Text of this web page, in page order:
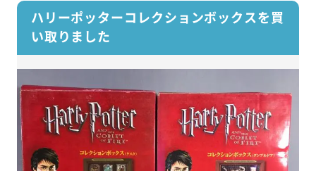
ハリーポッターコレクションボックスを買
い取りました